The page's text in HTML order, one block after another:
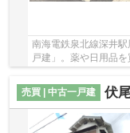
南海電鉄泉北線深井
戸建」。薬や日用品
売買 | 中古一戸建
伏